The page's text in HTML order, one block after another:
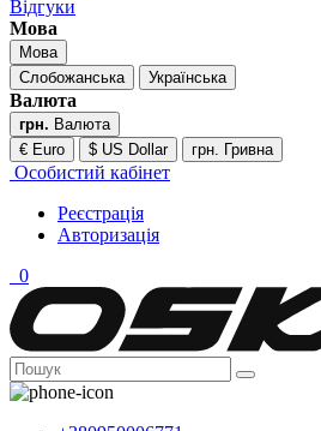
Відгуки
Мова
Мова
Слобожанська
Українська
Валюта
грн. Валюта
€ Euro
$ US Dollar грн. Гривна
Особистий кабінет
Реєстрація
Авторизація
0